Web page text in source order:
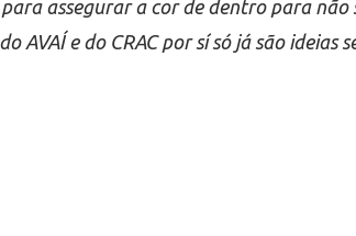
assegurar a cor de dentro para
AVAÍ e do CRAC por sí só já são ideias